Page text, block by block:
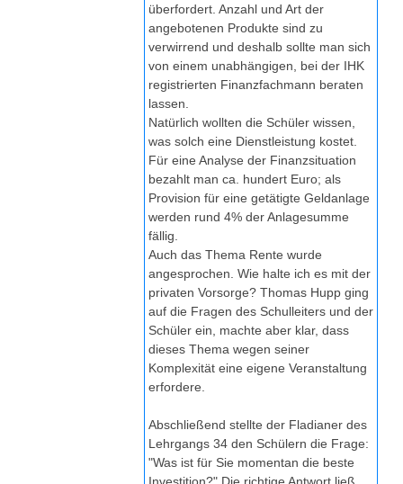
überfordert. Anzahl und Art der
angebotenen Produkte sind zu
verwirrend und deshalb sollte man sich
von einem unabhängigen, bei der IHK
registrierten Finanzfachmann beraten
lassen.
Natürlich wollten die Schüler wissen,
was solch eine Dienstleistung kostet.
Für eine Analyse der Finanzsituation
bezahlt man ca. hundert Euro; als
Provision für eine getätigte Geldanlage
werden rund 4% der Anlagesumme
fällig.
Auch das Thema Rente wurde
angesprochen. Wie halte ich es mit der
privaten Vorsorge? Thomas Hupp ging
auf die Fragen des Schulleiters und der
Schüler ein, machte aber klar, dass
dieses Thema wegen seiner
Komplexität eine eigene Veranstaltung
erfordere.
Abschließend stellte der Fladianer des
Lehrgangs 34 den Schülern die Frage:
"Was ist für Sie momentan die beste
Investition?" Die richtige Antwort ließ